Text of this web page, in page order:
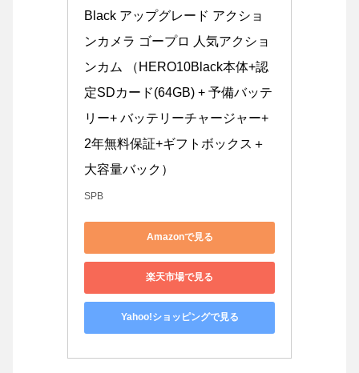
Black アップグレード アクショ
ンカメラ ゴープロ 人気アクショ
ンカム （HERO10Black本体+認
定SDカード(64GB) + 予備バッテ
リー+ バッテリーチャージャー+
2年無料保証+ギフトボックス＋
大容量バック）
SPB
Amazonで見る
楽天市場で見る
Yahoo!ショッピングで見る